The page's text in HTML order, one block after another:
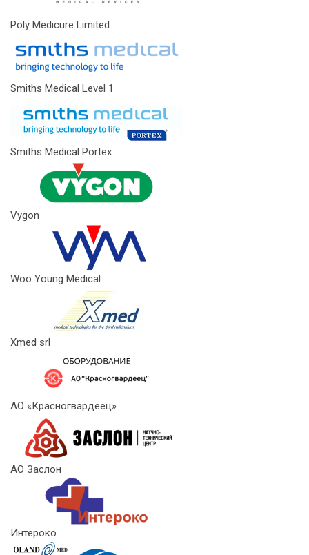
Poly Medicure Limited
Smiths Medical Level 1
Smiths Medical Portex
Vygon
Woo Young Medical
Xmed srl
АО «Красногвардеец»
АО Заслон
Интероко